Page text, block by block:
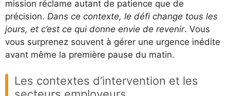
mission réclame autant de patience que de
précision. Dans ce contexte, le défi change tous les
jours, et c’est ce qui donne envie de revenir. Vous
vous surprenez souvent à gérer une urgence inédite
avant même la première pause du matin.
Les contextes d’intervention et les